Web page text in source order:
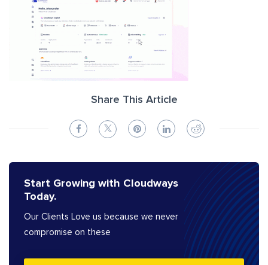
Share This Article
Start Growing with Cloudways
Today.
Our Clients Love us because we never
compromise on these